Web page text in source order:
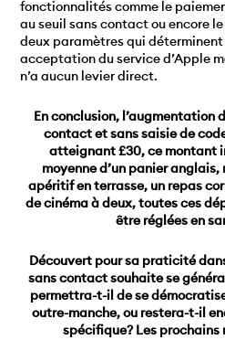
fonctionnalités comme le
au seuil sans contact ou encore
deux paramètres qui
acceptation du service d’Apple
n’a aucun levier direct.
En conclusion, l’augmentation
contact et sans saisie de
atteignant £30, ce montant
moyenne d’un panier
apéritif en terrasse, un repas
de cinéma à deux, toutes ces
être réglées en
Découvert pour sa praticité
sans contact souhaite se
permettra-t-il de se
outre-manche, ou restera-t-il
spécifique? Les prochains